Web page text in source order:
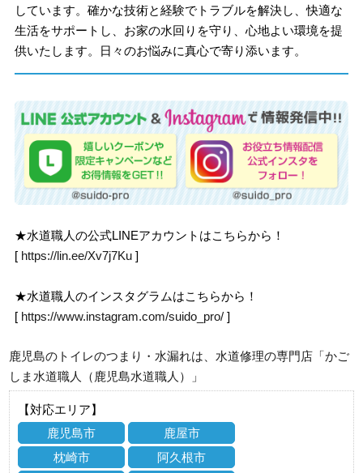
しています。確かな技術と経験でトラブルを解決し、快適な
生活をサポートし、お家の水回りを守り、心地よい環境を提
供いたします。日々のお悩みに真心で寄り添います。
★水道職人の公式LINEアカウントはこちらから！
[ https://lin.ee/Xv7j7Ku ]
★水道職人のインスタグラムはこちらから！
[ https://www.instagram.com/suido_pro/ ]
鹿児島のトイレのつまり・水漏れは、水道修理の専門店「かご
しま水道職人（鹿児島水道職人）」
【対応エリア】
鹿児島市
鹿屋市
枕崎市
阿久根市